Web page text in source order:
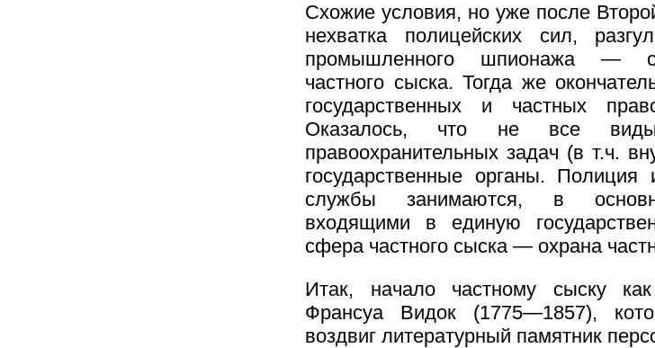
Схожие условия, но уже после
нехватка полицейских сил,
промышленного шпионажа —
частного сыска. Тогда же
государственных и частных
Оказалось, что не все виды
правоохранительных задач (в т.ч.
государственные органы. Полиция
службы занимаются, в
входящими в единую
сфера частного сыска — охрана
Итак, начало частному сыску
Франсуа Видок (1775—1857),
воздвиг литературный памятник